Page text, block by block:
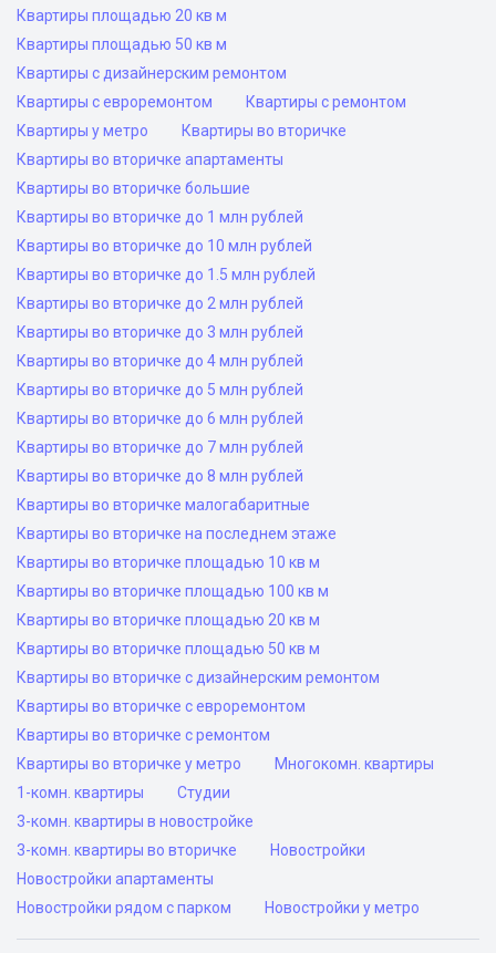
Квартиры площадью 20 кв м
Квартиры площадью 50 кв м
Квартиры с дизайнерским ремонтом
Квартиры с евроремонтом
Квартиры с ремонтом
Квартиры у метро
Квартиры во вторичке
Квартиры во вторичке апартаменты
Квартиры во вторичке большие
Квартиры во вторичке до 1 млн рублей
Квартиры во вторичке до 10 млн рублей
Квартиры во вторичке до 1.5 млн рублей
Квартиры во вторичке до 2 млн рублей
Квартиры во вторичке до 3 млн рублей
Квартиры во вторичке до 4 млн рублей
Квартиры во вторичке до 5 млн рублей
Квартиры во вторичке до 6 млн рублей
Квартиры во вторичке до 7 млн рублей
Квартиры во вторичке до 8 млн рублей
Квартиры во вторичке малогабаритные
Квартиры во вторичке на последнем этаже
Квартиры во вторичке площадью 10 кв м
Квартиры во вторичке площадью 100 кв м
Квартиры во вторичке площадью 20 кв м
Квартиры во вторичке площадью 50 кв м
Квартиры во вторичке с дизайнерским ремонтом
Квартиры во вторичке с евроремонтом
Квартиры во вторичке с ремонтом
Квартиры во вторичке у метро
Многокомн. квартиры
1-комн. квартиры
Студии
3-комн. квартиры в новостройке
3-комн. квартиры во вторичке
Новостройки
Новостройки апартаменты
Новостройки рядом с парком
Новостройки у метро